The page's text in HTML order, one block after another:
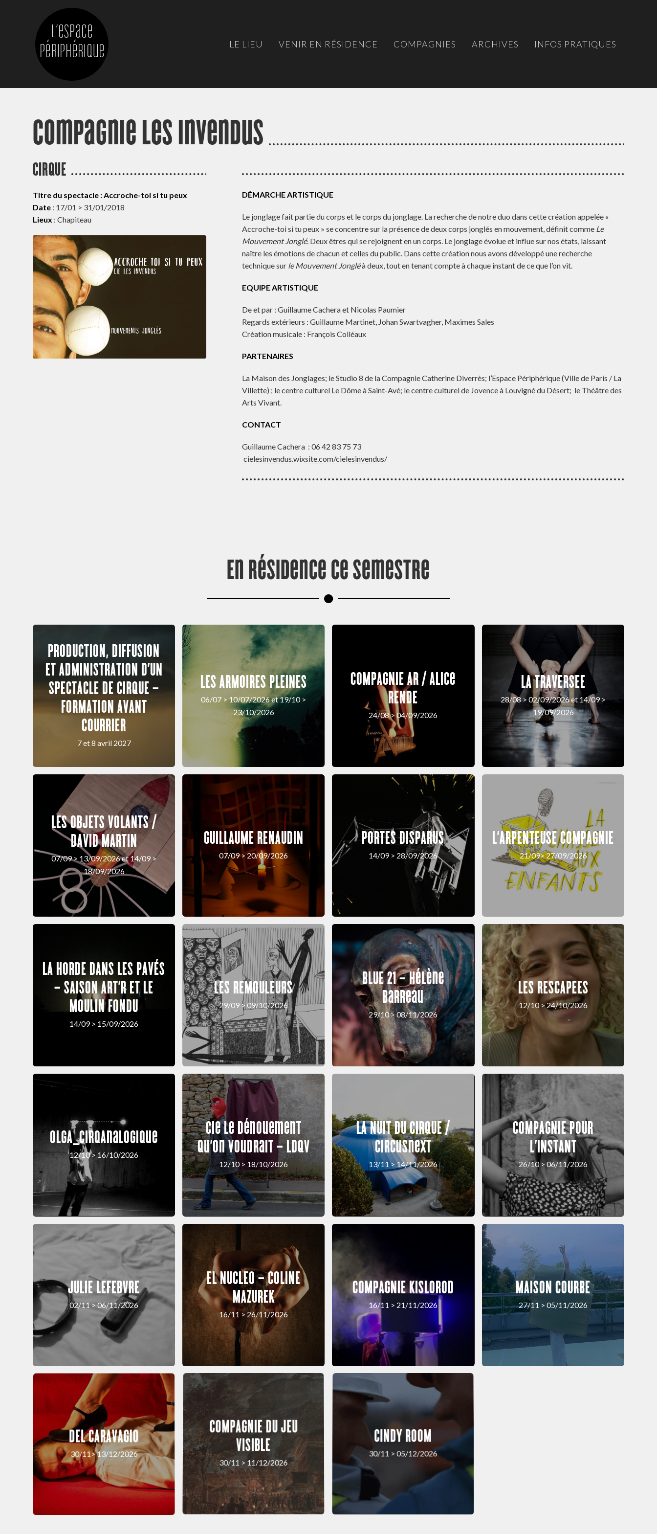
LE LIEU VENIR EN RÉSIDENCE COMPAGNIES ARCHIVES INFOS PRATIQUES
Compagnie Les Invendus
CIRQUE
Titre du spectacle : Accroche-toi si tu peux
Date : 17/01 > 31/01/2018
Lieux : Chapiteau
DÉMARCHE ARTISTIQUE
Le jonglage fait partie du corps et le corps du jonglage. La recherche de notre duo dans cette création appelée «
Accroche-toi si tu peux » se concentre sur la présence de deux corps jonglés en mouvement, définit comme Le
Mouvement Jonglé. Deux êtres qui se rejoignent en un corps. Le jonglage évolue et influe sur nos états, laissant
naître les émotions de chacun et celles du public. Dans cette création nous avons développé une recherche
technique surle Mouvement Jongléà deux, tout en tenant compte à chaque instant de ce que l’on vit.
EQUIPE ARTISTIQUE
De et par : Guillaume Cachera et Nicolas Paumier
Regards extérieurs : Guillaume Martinet, Johan Swartvagher, Maximes Sales
Création musicale : François Colléaux
PARTENAIRES
La Maison des Jonglages; le Studio 8 de la Compagnie Catherine Diverrès; l’Espace Périphérique (Ville de Paris / La
Villette) ; le centre culturel Le Dôme à Saint-Avé; le centre culturel de Jovence à Louvigné du Désert; le Théâtre des
Arts Vivant.
CONTACT
Guillaume Cachera : 06 42 83 75 73
cielesinvendus.wixsite.com/cielesinvendus/
En résidence ce semestre
PRODUCTION, DIFFUSION
ET ADMINISTRATION D’UN
SPECTACLE DE CIRQUE –
FORMATION AVANT
COURRIER
7 et 8 avril 2027
LES ARMOIRES PLEINES
06/07 > 10/07/2026 et 19/10 >
23/10/2026
COMPAGNIE AR / Alice
RENDE
24/08 > 04/09/2026
LA TRAVERSEE
28/08 > 02/09/2026 et 14/09 >
19/09/2026
LES OBJETS VOLANTS /
DAVID MARTIN
07/09 > 13/09/2026 et 14/09 >
18/09/2026
GUILLAUME RENAUDIN
07/09 > 20/09/2026
PORTES DISPARUS
14/09 > 28/09/2026
L’ARPENTEUSE COMPAGNIE
21/09> 27/09/2026
LA HORDE DANS LES PAVÉS
– SAISON ART’R ET LE
MOULIN FONDU
14/09 > 15/09/2026
LES REMOULEURS
29/09 > 09/10/2026
BLUE 21 – Hélène
Barreau
29/10 > 08/11/2026
LES RESCAPEES
12/10 > 24/10/2026
OLGA_cirqAnalogique
12/10 > 16/10/2026
Cie Le Dénouement
Qu’on Voudrait – LDQV
12/10 > 18/10/2026
LA NUIT DU CIRQUE /
circusnext
13/11 > 14/11/2026
COMPAGNIE POUR
L’INSTANT
26/10 > 06/11/2026
JULIE LEFEBVRE
02/11 > 06/11/2026
EL NUCLEO – COLINE
MAZUREK
16/11 > 26/11/2026
COMPAGNIE KISLOROD
16/11 > 21/11/2026
MAISON COURBE
27/11 > 05/11/2026
DEL CARAVAGIO
30/11> 13/12/2026
COMPAGNIE DU JEU
VISIBLE
30/11 > 11/12/2026
CINDY ROOM
30/11 > 05/12/2026